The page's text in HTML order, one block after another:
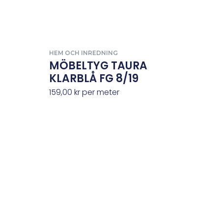
HEM OCH INREDNING
MÖBELTYG TAURA
KLARBLÅ FG 8/19
159,00krper meter